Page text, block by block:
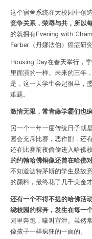
这个宿舍系统在大校园中创
竞争关系，荣辱与共，所以
的就拥有Evening with
Farber（丹娜法伯）癌症研究
Housing Day在春天举行，
里面演的一样。未来的三年
是，这一天学生会起很早，
难题。
激情无限，常青藤学霸们也
另一个一年一度传统日子就
园会充斥比赛，恶作剧，还
还在比赛前夜偷偷进入哈佛
的约翰哈佛铜像还曾在哈佛
不知道达特茅斯的学生是故
的颜料，最终花了几千美金
还有一个不得不提的哈佛活
绕校园的裸奔，发生在每一个
园里奔跑，嚎叫宣泄。虽然
像孩子一样疯狂的一面的。